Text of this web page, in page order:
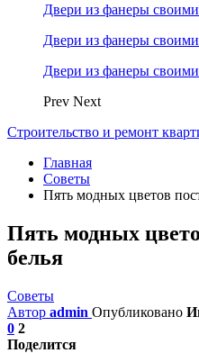
Двери из фанеры
Двери из фанеры
Двери из фанеры
Prev Next
Строительство и ремонт
Главная
Советы
Пять модных цветов
Пять модных
белья
Советы
Автор admin Опубликовано
0 2
Поделится